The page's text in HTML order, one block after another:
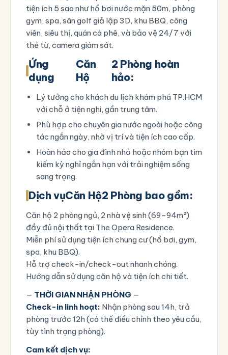
tiện ích 5 sao như hồ bơi nước mặn 50m, phòng
gym, spa, sân golf giả lập 3D, khu BBQ, công
viên, siêu thị, quán cà phê, và bảo vệ 24/7 với
thẻ từ, camera giám sát.
Ứng
dụng
Căn
Hộ
2 Phòng hoàn
hảo:
Lý tưởng cho khách du lịch khám phá TP.HCM
với chỗ ở tiện nghi, gần trung tâm.
Phù hợp cho chuyên gia nước ngoài hoặc công
tác ngắn ngày, nhờ vị trí và tiện ích cao cấp.
Hoàn hảo cho gia đình nhỏ hoặc nhóm bạn tìm
kiếm kỳ nghỉ ngắn hạn với trải nghiệm sống
sang trọng.
Dịch vụCăn Hộ2 Phòng bao gồm:
Căn hộ 2 phòng ngủ, 2 nhà vệ sinh (69–94m²)
đầy đủ nội thất tại The Opera Residence.
Miễn phí sử dụng tiện ích chung cư (hồ bơi, gym,
spa, khu BBQ).
Hỗ trợ check-in/check-out nhanh chóng.
Hướng dẫn sử dụng căn hộ và tiện ích chi tiết.
— THỜI GIAN NHẬN PHÒNG —
Check-in linh hoạt: Nhận phòng sau 14h, trả
phòng trước 12h (có thể điều chỉnh theo yêu cầu,
tùy tình trạng phòng).
Cam kết dịch vụ: